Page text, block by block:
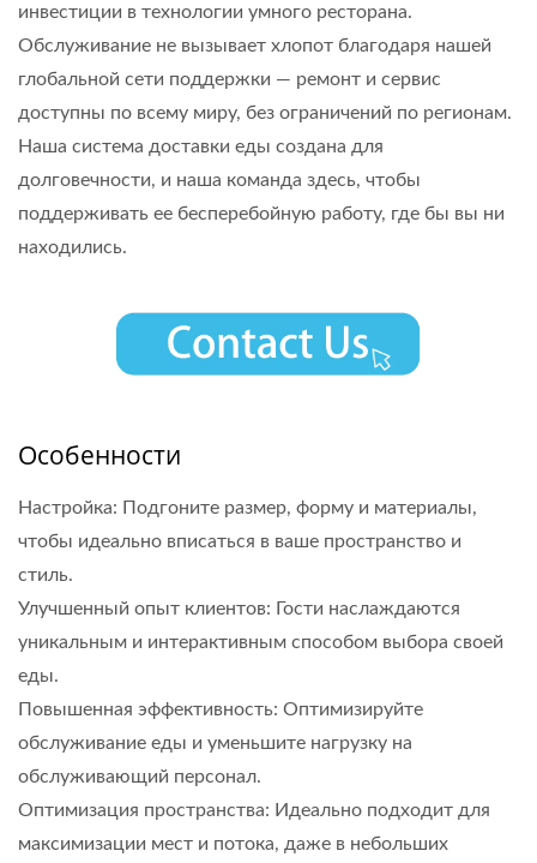
инвестиции в технологии умного ресторана.
Обслуживание не вызывает хлопот благодаря нашей
глобальной сети поддержки — ремонт и сервис
доступны по всему миру, без ограничений по регионам.
Наша система доставки еды создана для
долговечности, и наша команда здесь, чтобы
поддерживать ее бесперебойную работу, где бы вы ни
находились.
Особенности
Настройка: Подгоните размер, форму и материалы,
чтобы идеально вписаться в ваше пространство и
стиль.
Улучшенный опыт клиентов: Гости наслаждаются
уникальным и интерактивным способом выбора своей
еды.
Повышенная эффективность: Оптимизируйте
обслуживание еды и уменьшите нагрузку на
обслуживающий персонал.
Оптимизация пространства: Идеально подходит для
максимизации мест и потока, даже в небольших